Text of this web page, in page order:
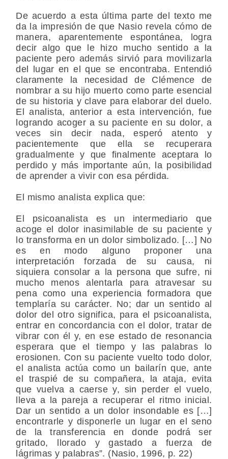
De acuerdo a esta última parte del texto me
da la impresión de que Nasio revela cómo de
manera, aparentemente espontánea, logra
decir algo que le hizo mucho sentido a la
paciente pero además sirvió para movilizarla
del lugar en el que se encontraba. Entendió
claramente la necesidad de Clémence de
nombrar a su hijo muerto como parte esencial
de su historia y clave para elaborar del duelo.
El analista, anterior a esta intervención, fue
logrando acoger a su paciente en su dolor, a
veces sin decir nada, esperó atento y
pacientemente que ella se recuperara
gradualmente y que finalmente aceptara lo
perdido y más importante aún, la posibilidad
de aprender a vivir con esa pérdida.
El mismo analista explica que:
El psicoanalista es un intermediario que
acoge el dolor inasimilable de su paciente y
lo transforma en un dolor simbolizado. […] No
es en modo alguno proponer una
interpretación forzada de su causa, ni
siquiera consolar a la persona que sufre, ni
mucho menos alentarla para atravesar su
pena como una experiencia formadora que
templaría su carácter. No; dar un sentido al
dolor del otro significa, para el psicoanalista,
entrar en concordancia con el dolor, tratar de
vibrar con él y, en ese estado de resonancia
esperara que el tiempo y las palabras lo
erosionen. Con su paciente vuelto todo dolor,
el analista actúa como un bailarín que, ante
el traspié de su compañera, la ataja, evita
que vuelva a caerse y, sin perder el vuelo,
lleva a la pareja a recuperar el ritmo inicial.
Dar un sentido a un dolor insondable es […]
encontrarle y disponerle un lugar en el seno
de la transferencia en donde podrá ser
gritado, llorado y gastado a fuerza de
lágrimas y palabras”. (Nasio, 1996, p. 22)